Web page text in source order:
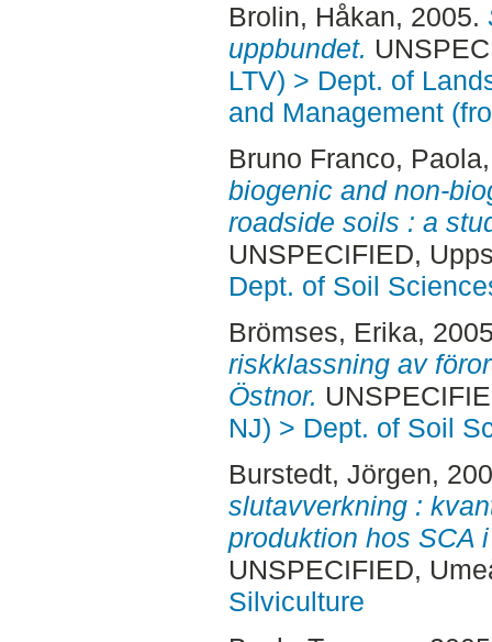
Brolin, Håkan, 2005.
uppbundet.
LTV) > Dept. of
and Management
Bruno Franco, Paola
biogenic and non-
roadside soils : a
UNSPECIFIED,
Dept. of Soil
Brömses, Erika,
riskklassning av
Östnor.
NJ) > Dept. of Soil
Burstedt, Jörgen,
slutavverkning :
produktion hos SCA
UNSPECIFIED,
Silviculture